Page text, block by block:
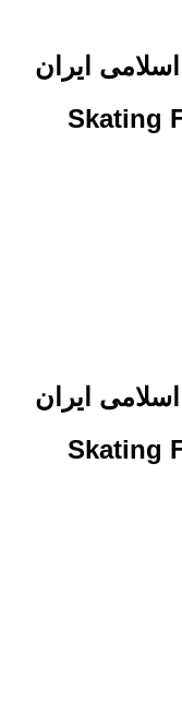
ایران
Skating
ایران
Skating